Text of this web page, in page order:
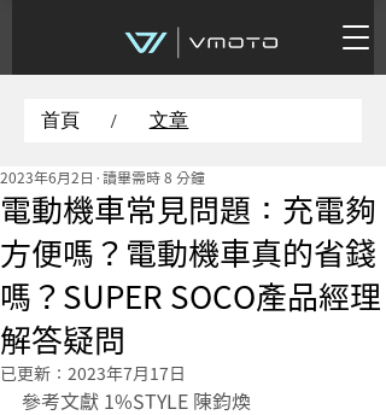
首頁 / 文章
電動機車常見問題：充電夠
方便嗎？電動機車真的省錢
嗎？SUPER SOCO產品經理
解答疑問
2023年6月2日 讀畢需時 8 分鐘
已更新： 2023年7月17日
參考文獻 1%STYLE 陳鈞煥